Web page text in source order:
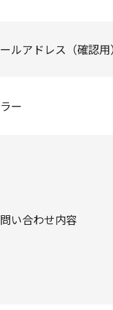
ルアドレス（確認
ー
い合わせ内容